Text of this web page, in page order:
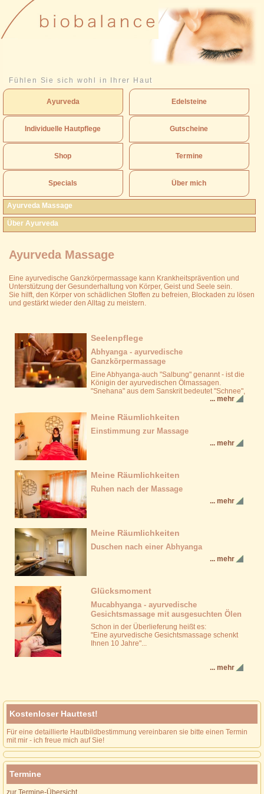
Fühlen Sie sich wohl in Ihrer Haut
Ayurveda Edelsteine
Individuelle Hautpflege Gutscheine
Shop Termine
Specials Über mich
Ayurveda Massage
Über Ayurveda
Ayurveda Massage
Eine ayurvedische Ganzkörpermassage kann Krankheitsprävention und
Unterstützung der Gesunderhaltung von Körper, Geist und Seele sein.
Sie hilft, den Körper von schädlichen Stoffen zu befreien, Blockaden zu lösen
und gestärkt wieder den Alltag zu meistern.
Seelenpflege
Abhyanga - ayurvedische
Ganzkörpermassage
Eine Abhyanga-auch "Salbung" genannt - ist die
Königin der ayurvedischen Ölmassagen.
"Snehana" aus dem Sanskrit bedeutet "Schnee",
... mehr
Meine Räumlichkeiten
Einstimmung zur Massage
... mehr
Meine Räumlichkeiten
Ruhen nach der Massage
... mehr
Meine Räumlichkeiten
Duschen nach einer Abhyanga
... mehr
Glücksmoment
Mucabhyanga - ayurvedische
Gesichtsmassage mit ausgesuchten Ölen
Schon in der Überlieferung heißt es:
"Eine ayurvedische Gesichtsmassage schenkt
Ihnen 10 Jahre"...
... mehr
Kostenloser Hauttest!
Für eine detaillierte Hautbildbestimmung vereinbaren sie bitte einen Termin
mit mir - ich freue mich auf Sie!
Termine
zur Termine-Übersicht